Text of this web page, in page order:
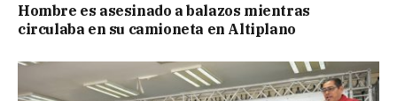
Hombre es asesinado a balazos mientras
circulaba en su camioneta en Altiplano